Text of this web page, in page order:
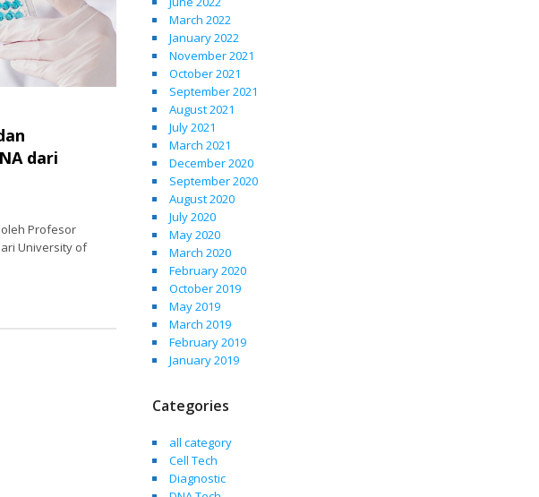
dari
oleh Profesor
University of
March 2022
January 2022
November 2021
October 2021
September 2021
August 2021
July 2021
March 2021
December 2020
September 2020
August 2020
July 2020
May 2020
March 2020
February 2020
October 2019
May 2019
March 2019
February 2019
January 2019
Categories
all category
Cell Tech
Diagnostic